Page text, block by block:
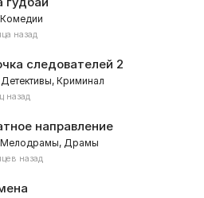
назад
следователей 2
Криминал
назад
направление
Мелодрамы, Драмы
назад